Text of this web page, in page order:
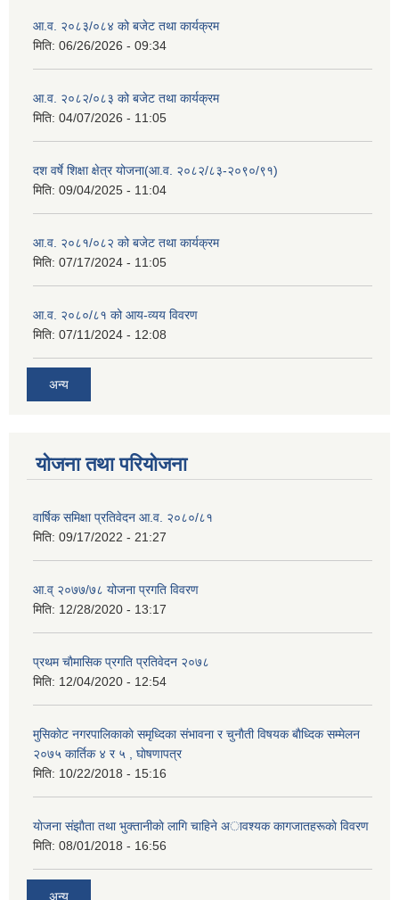
आ.व. २०८३/०८४ को बजेट तथा कार्यक्रम
मिति: 06/26/2026 - 09:34
आ.व. २०८२/०८३ को बजेट तथा कार्यक्रम
मिति: 04/07/2026 - 11:05
दश वर्षे शिक्षा क्षेत्र योजना(आ.व. २०८२/८३-२०९०/९१)
मिति: 09/04/2025 - 11:04
आ.व. २०८१/०८२ को बजेट तथा कार्यक्रम
मिति: 07/17/2024 - 11:05
आ.व. २०८०/८१ को आय-व्यय विवरण
मिति: 07/11/2024 - 12:08
अन्य
योजना तथा परियोजना
वार्षिक समिक्षा प्रतिवेदन आ.व. २०८०/८१
मिति: 09/17/2022 - 21:27
आ.व् २०७७/७८ योजना प्रगति विवरण
मिति: 12/28/2020 - 13:17
प्रथम चाैमासिक प्रगति प्रतिवेदन २०७८
मिति: 12/04/2020 - 12:54
मुसिकाेट नगरपालिकाकाे समृध्दिका संभावना र चुनाैती विषयक बाैध्दिक सम्मेलन
२०७५ कार्तिक ४ र ५ , घाेषणापत्र
मिति: 10/22/2018 - 15:16
याेजना संझाैता तथा भुक्तानीकाे लागि चाहिने अावश्यक कागजातहरूकाे विवरण
मिति: 08/01/2018 - 16:56
अन्य